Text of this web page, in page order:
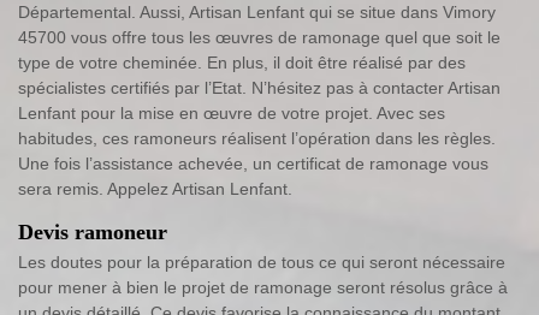
Départemental. Aussi, Artisan Lenfant qui se situe dans Vimory
45700 vous offre tous les œuvres de ramonage quel que soit le
type de votre cheminée. En plus, il doit être réalisé par des
spécialistes certifiés par l’Etat. N’hésitez pas à contacter Artisan
Lenfant pour la mise en œuvre de votre projet. Avec ses
habitudes, ces ramoneurs réalisent l’opération dans les règles.
Une fois l’assistance achevée, un certificat de ramonage vous
sera remis. Appelez Artisan Lenfant.
Devis ramoneur
Les doutes pour la préparation de tous ce qui seront nécessaire
pour mener à bien le projet de ramonage seront résolus grâce à